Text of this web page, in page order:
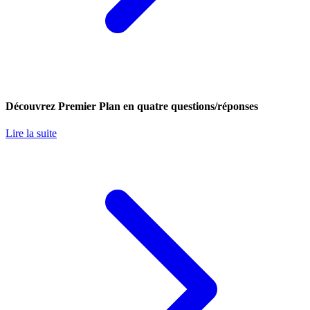
Découvrez Premier Plan en quatre questions/réponses
Lire la suite